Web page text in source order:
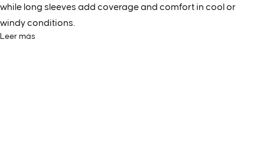
while long sleeves add coverage and comfort in cool or
windy conditions.
Leer más